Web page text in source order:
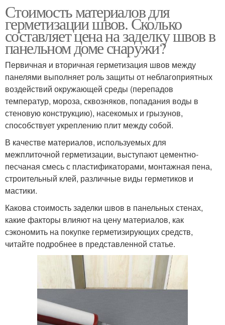
Стоимость материалов для
герметизации швов. Сколько
составляет цена на заделку швов в
панельном доме снаружи?
Первичная и вторичная герметизация швов между
панелями выполняет роль защиты от неблагоприятных
воздействий окружающей среды (перепадов
температур, мороза, сквозняков, попадания воды в
стеновую конструкцию), насекомых и грызунов,
способствует укреплению плит между собой.
В качестве материалов, используемых для
межплиточной герметизации, выступают цементно-
песчаная смесь с пластификаторами, монтажная пена,
строительный клей, различные виды герметиков и
мастики.
Какова стоимость заделки швов в панельных стенах,
какие факторы влияют на цену материалов, как
сэкономить на покупке герметизирующих средств,
читайте подробнее в представленной статье.